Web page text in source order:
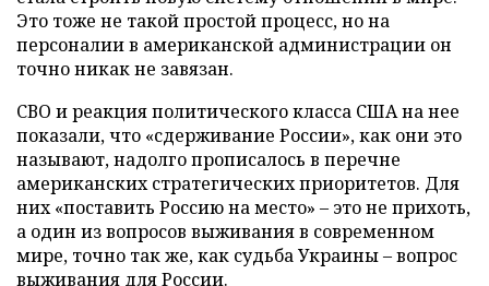
Это тоже не такой простой процесс, но на
персоналии в американской администрации он
точно никак не завязан.
СВО и реакция политического класса США на нее
показали, что «сдерживание России», как они это
называют, надолго прописалось в перечне
американских стратегических приоритетов. Для
них «поставить Россию на место» – это не прихоть,
а один из вопросов выживания в современном
мире, точно так же, как судьба Украины – вопрос
выживания для России.